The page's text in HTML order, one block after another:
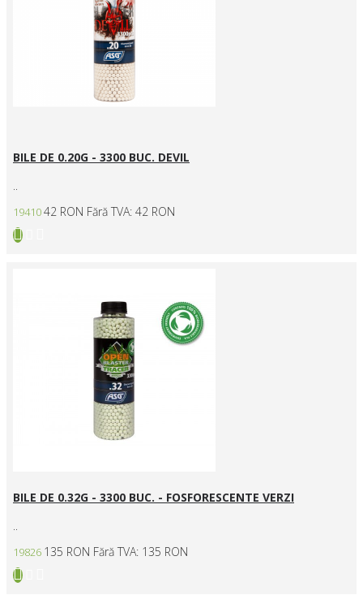
BILE DE 0.20G - 3300 BUC. DEVIL
..
1941042 RON Fără TVA: 42 RON
BILE DE 0.32G - 3300 BUC. - FOSFORESCENTE VERZI
..
19826 135 RON Fără TVA: 135 RON